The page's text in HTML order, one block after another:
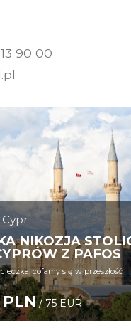
90 00
Cypr
NIKOZJA
Z PAFOS
cofamy się w przeszłość
/ 75 EUR